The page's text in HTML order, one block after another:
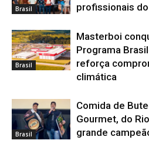
Brasil
profissionais
Brasil
Masterboi
Programa
reforça
climática
Brasil
Comida de
Gourmet, do
grande